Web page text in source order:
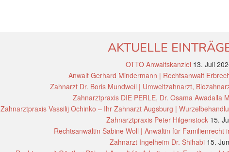
AKTUELLE
OTTO Anwaltskanzlei 13. Juli
Anwalt Gerhard Mindermann | Rechtsanwalt
Zahnarzt Dr. Boris Mundweil | Umweltzahnarzt,
Zahnarztpraxis DIE PERLE, Dr. Osama Awadalla
Zahnarztpraxis Vassilij Ochinko – Ihr Zahnarzt Augsburg |
Zahnarztpraxis Peter Hilgenstock 15.
Rechtsanwältin Sabine Woll | Anwältin für Familienrecht
Zahnarzt Ingelheim Dr. Shihabi 15.